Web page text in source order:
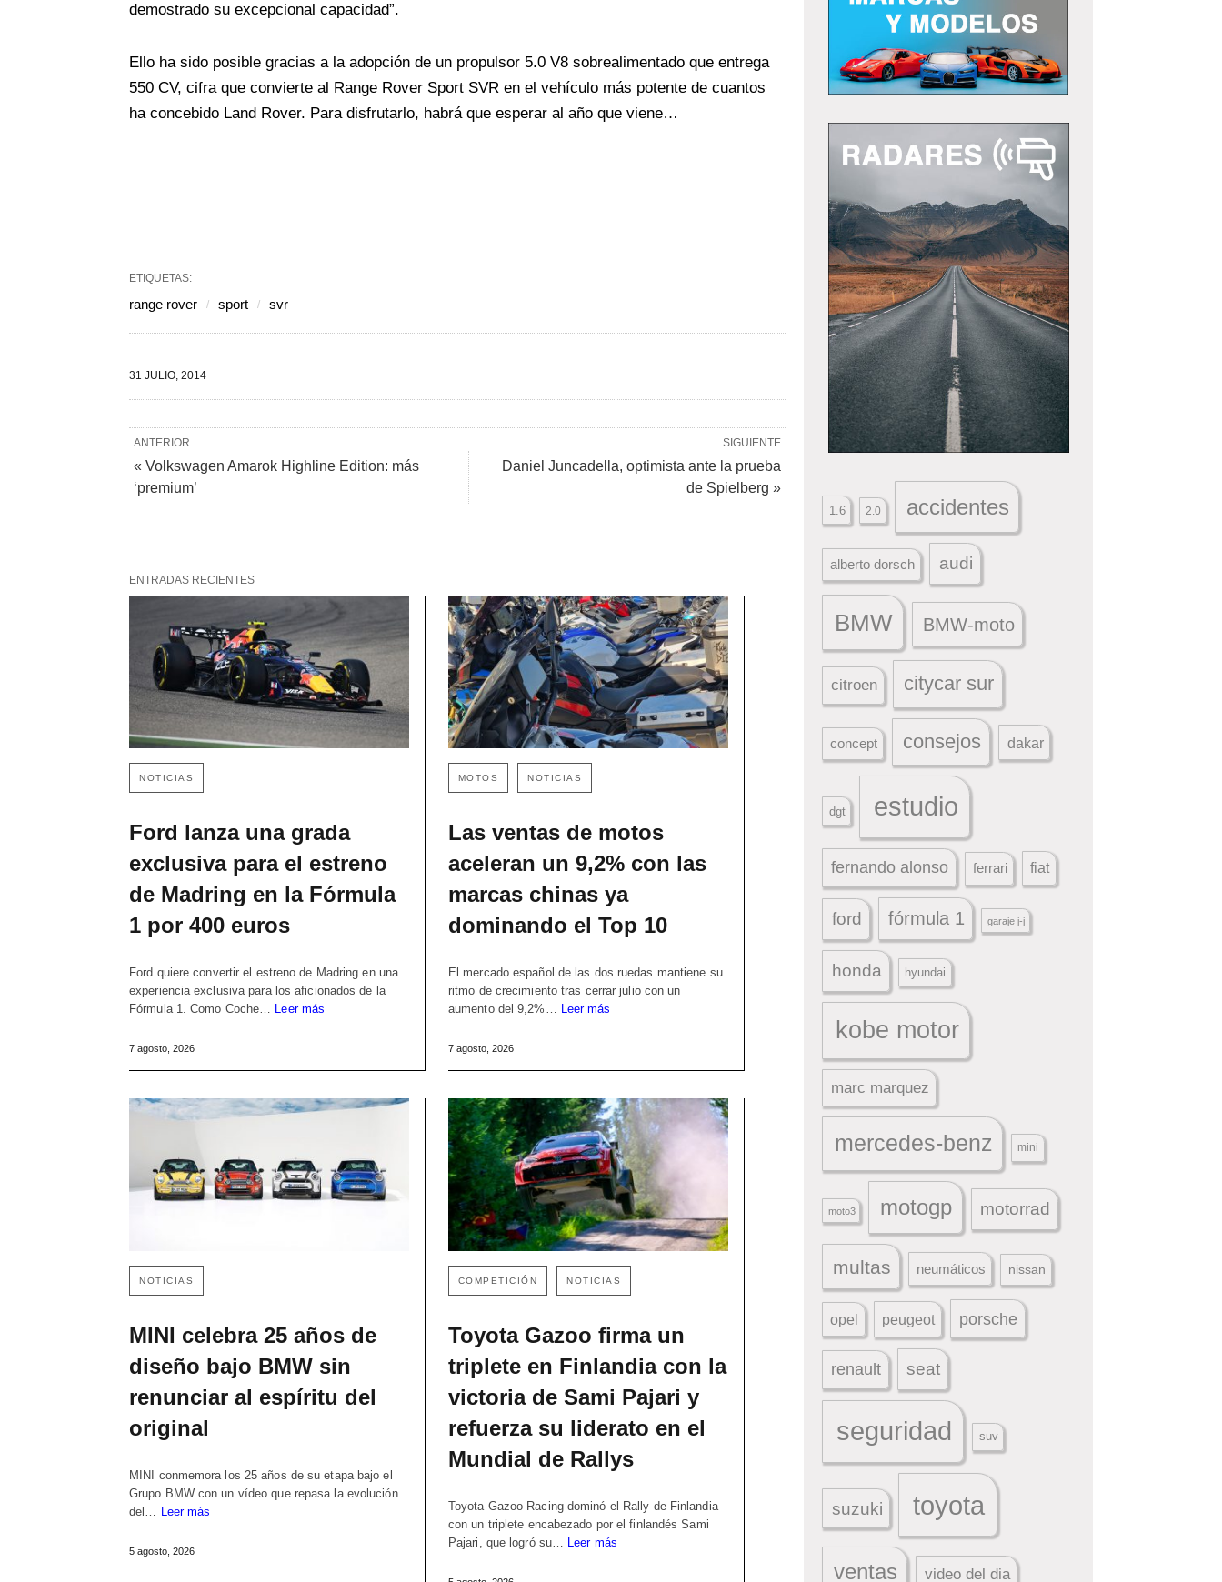
demostrado su excepcional capacidad”.
Ello ha sido posible gracias a la adopción de un propulsor 5.0 V8 sobrealimentado que entrega
550 CV, cifra que convierte al Range Rover Sport SVR en el vehículo más potente de cuantos
ha concebido Land Rover. Para disfrutarlo, habrá que esperar al año que viene…
ETIQUETAS:
range rover sport svr
31 JULIO, 2014
SIGUIENTE
Daniel Juncadella, optimista ante la prueba
de Spielberg »
ANTERIOR
« Volkswagen Amarok Highline Edition: más
‘premium’
ENTRADAS RECIENTES
NOTICIAS
Ford lanza una grada
exclusiva para el estreno
de Madring en la Fórmula
1 por 400 euros
Ford quiere convertir el estreno de Madring en una
experiencia exclusiva para los aficionados de la
Fórmula 1. Como Coche… Leer más
7 agosto, 2026
MOTOS NOTICIAS
Las ventas de motos
aceleran un 9,2% con las
marcas chinas ya
dominando el Top 10
El mercado español de las dos ruedas mantiene su
ritmo de crecimiento tras cerrar julio con un
aumento del 9,2%… Leer más
7 agosto, 2026
NOTICIAS
MINI celebra 25 años de
diseño bajo BMW sin
renunciar al espíritu del
original
MINI conmemora los 25 años de su etapa bajo el
Grupo BMW con un vídeo que repasa la evolución
del… Leer más
5 agosto, 2026
COMPETICIÓN NOTICIAS
Toyota Gazoo firma un
triplete en Finlandia con la
victoria de Sami Pajari y
refuerza su liderato en el
Mundial de Rallys
Toyota Gazoo Racing dominó el Rally de Finlandia
con un triplete encabezado por el finlandés Sami
Pajari, que logró su… Leer más
1.6 2.0 accidentes
alberto dorsch audi
BMW BMW-moto
citroen citycar sur
concept consejos dakar
dgt estudio
fernando alonso ferrari fiat
ford fórmula 1 garaje j-j
honda hyundai
kobe motor
marc marquez
mercedes-benz mini
moto3 motogp motorrad
multas neumáticos nissan
opel peugeot porsche
renault seat
seguridad suv
suzuki toyota
ventas video del dia